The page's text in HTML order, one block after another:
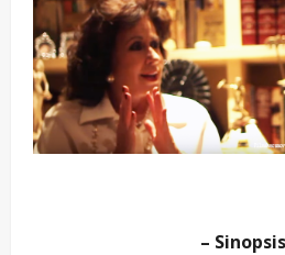
–